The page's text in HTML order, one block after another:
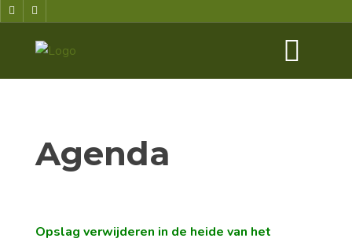
Agenda
Opslag verwijderen in de heide van het